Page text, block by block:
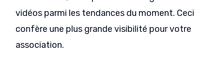
vidéos parmi les tendances du moment. Ceci
confère une plus grande visibilité pour votre
association.